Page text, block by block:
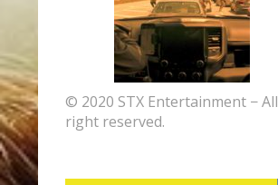
© 2020 STX Entertainment − All
right reserved.